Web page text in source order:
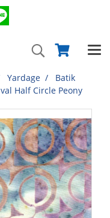
Yardage
Batik
Half Circle Peony